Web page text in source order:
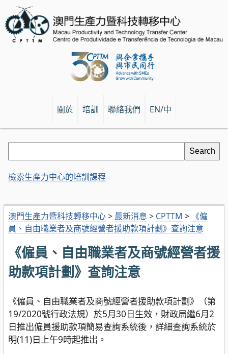
關於 培訓 聯絡我們 EN/中
澳門生產力暨科技轉移中心> 最新消息 > CPTTM > 《僱
員、自由職業者及商號經營者援助款項計劃》查詢注意
《僱員、自由職業者及商號經營者援
助款項計劃》查詢注意
《僱員、自由職業者及商號經營者援助款項計劃》（第
19/2020號行政法規）於5月30日生效，財政局繼6月2
日推出僱員援助款項簡易查詢系統後，詳細查詢系統於
明(11)日上午9時起推出。
檢索生產力中心的培訓課程